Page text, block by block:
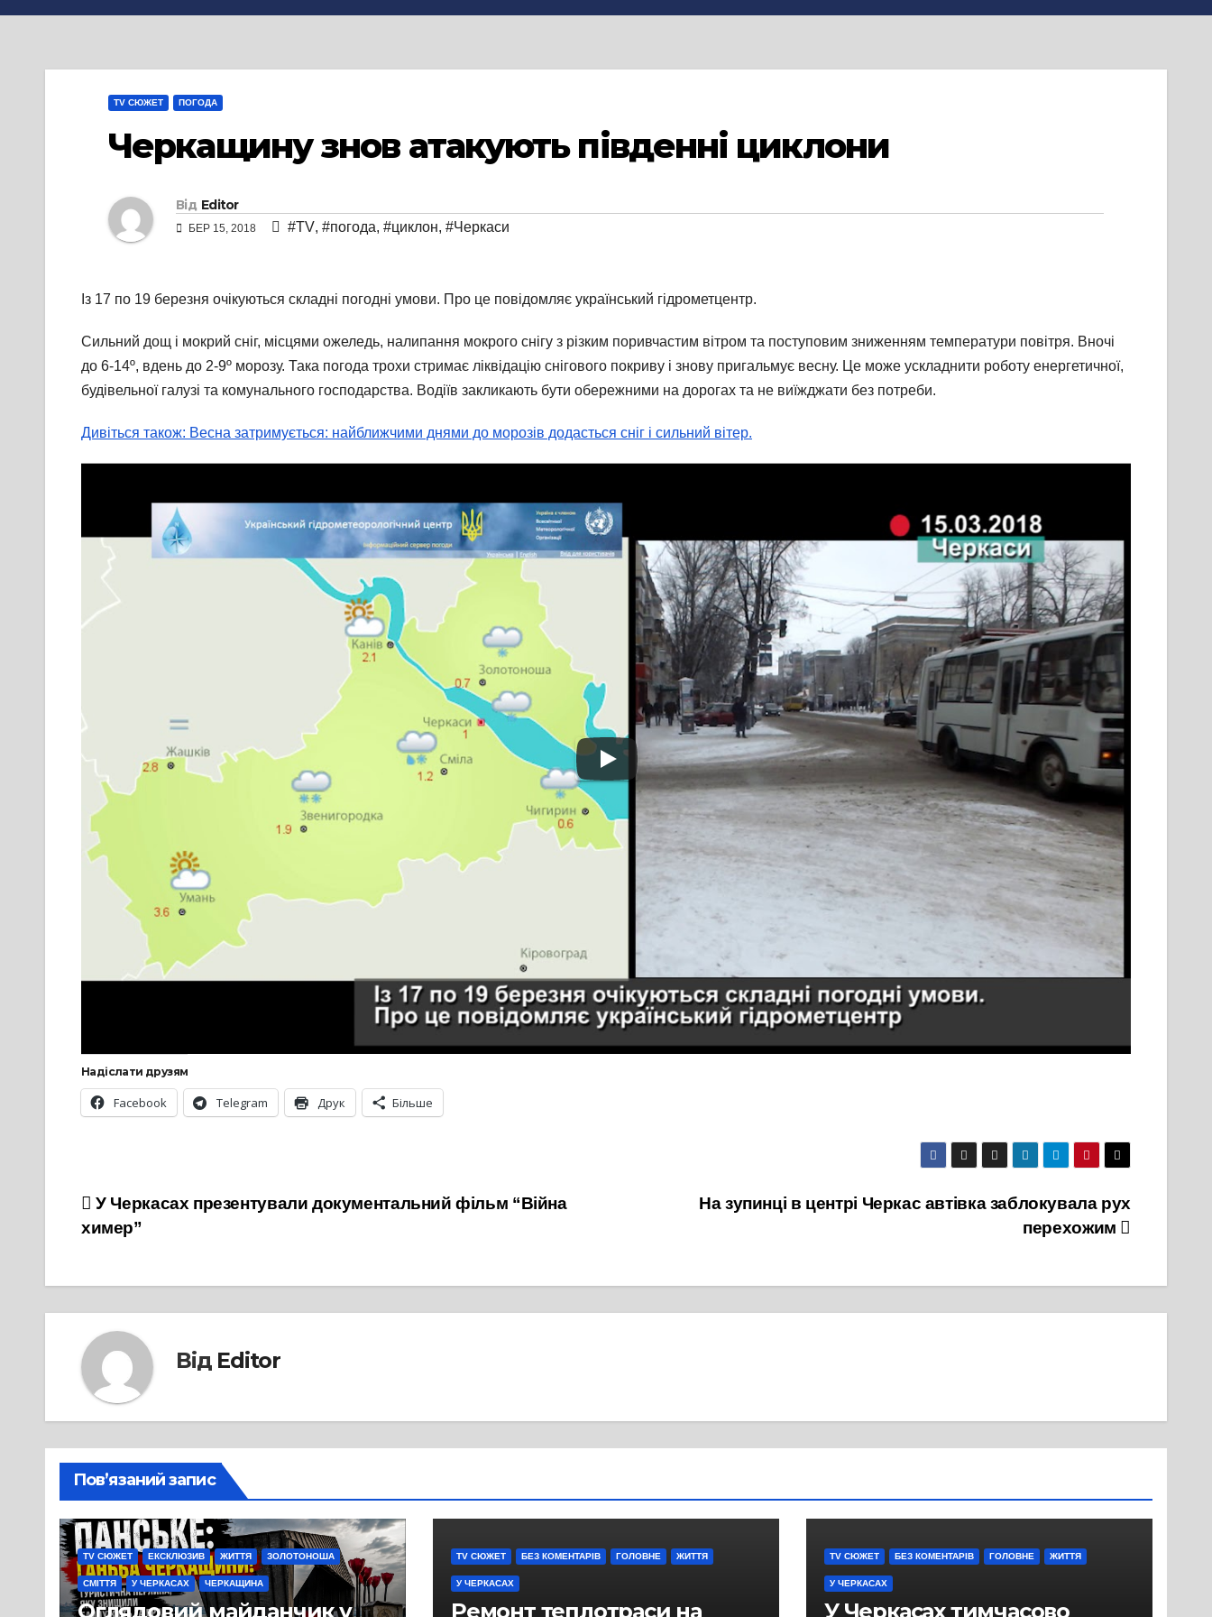
TV СЮЖЕТ ПОГОДА
Черкащину знов атакують південні циклони
Від Editor
БЕР 15, 2018 #TV, #погода, #циклон, #Черкаси
Із 17 по 19 березня очікуються складні погодні умови. Про це повідомляє український гідрометцентр.
Сильний дощ і мокрий сніг, місцями ожеледь, налипання мокрого снігу з різким поривчастим вітром та поступовим зниженням температури повітря. Вночі
до 6-14º, вдень до 2-9º морозу. Така погода трохи стримає ліквідацію снігового покриву і знову пригальмує весну. Це може ускладнити роботу енергетичної,
будівельної галузі та комунального господарства. Водіїв закликають бути обережними на дорогах та не виїжджати без потреби.
Дивіться також: Весна затримується: найближчими днями до морозів додасться сніг і сильний вітер.
Надіслати друзям
Facebook Telegram Друк Більше
Навігація
записів
На зупинці в центрі Черкас автівка заблокувала рух
перехожим
У Черкасах презентували документальний фільм “Війна
химер”
Від Editor
Пов’язаний запис
TV СЮЖЕТ ЕКСКЛЮЗИВ ЖИТТЯ ЗОЛОТОНОША
СМІТТЯ У ЧЕРКАСАХ ЧЕРКАЩИНА
Оглядовий майданчик у
TV СЮЖЕТ БЕЗ КОМЕНТАРІВ ГОЛОВНЕ ЖИТТЯ
У ЧЕРКАСАХ
Ремонт теплотраси на
TV СЮЖЕТ БЕЗ КОМЕНТАРІВ ГОЛОВНЕ ЖИТТЯ
У ЧЕРКАСАХ
У Черкасах тимчасово